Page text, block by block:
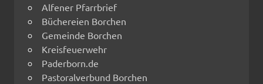
Alfener Pfarrbrief
Büchereien Borchen
Gemeinde Borchen
Kreisfeuerwehr
Paderborn.de
Pastoralverbund Borchen